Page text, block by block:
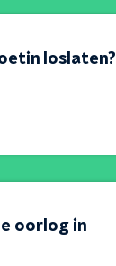
loslaten?
oorlog in